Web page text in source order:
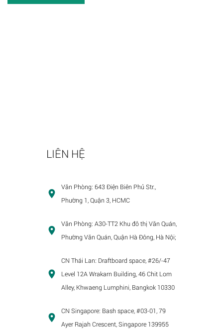
LIÊN HỆ
Văn Phòng: 643 Điện Biên Phủ Str.,
Phường 1, Quận 3, HCMC
Văn Phòng: A30-TT2 Khu đô thị Văn Quán,
Phường Văn Quán, Quận Hà Đông, Hà Nội;
CN Thái Lan: Draftboard space, #26/-47
Level 12A Wrakarn Building, 46 Chit Lom
Alley, Khwaeng Lumphini, Bangkok 10330
CN Singapore: Bash space, #03-01, 79
Ayer Rajah Crescent, Singapore 139955